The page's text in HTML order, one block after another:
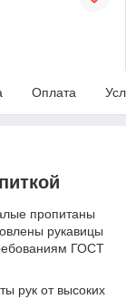
Оплата
пропитаны
рукавицы
ГОСТ
рук от высоких